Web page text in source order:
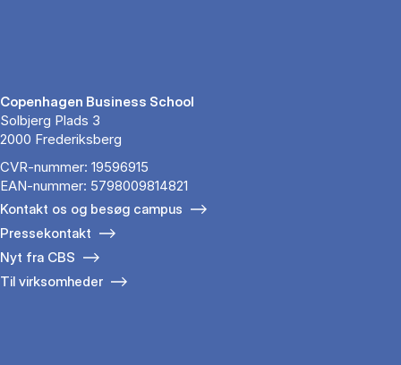
Copenhagen Business School
Solbjerg Plads 3
2000 Frederiksberg
CVR-nummer: 19596915
EAN-nummer: 5798009814821
Kontakt os og besøg campus
Pressekontakt
Nyt fra CBS
Til virksomheder